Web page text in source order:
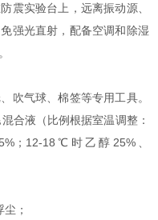
实验台上，远离振动源、
强光直射，配备空调和除湿
气球、棉签等专用工具。
合液（比例根据室温调整：
；12-18℃时乙醇25%、
；